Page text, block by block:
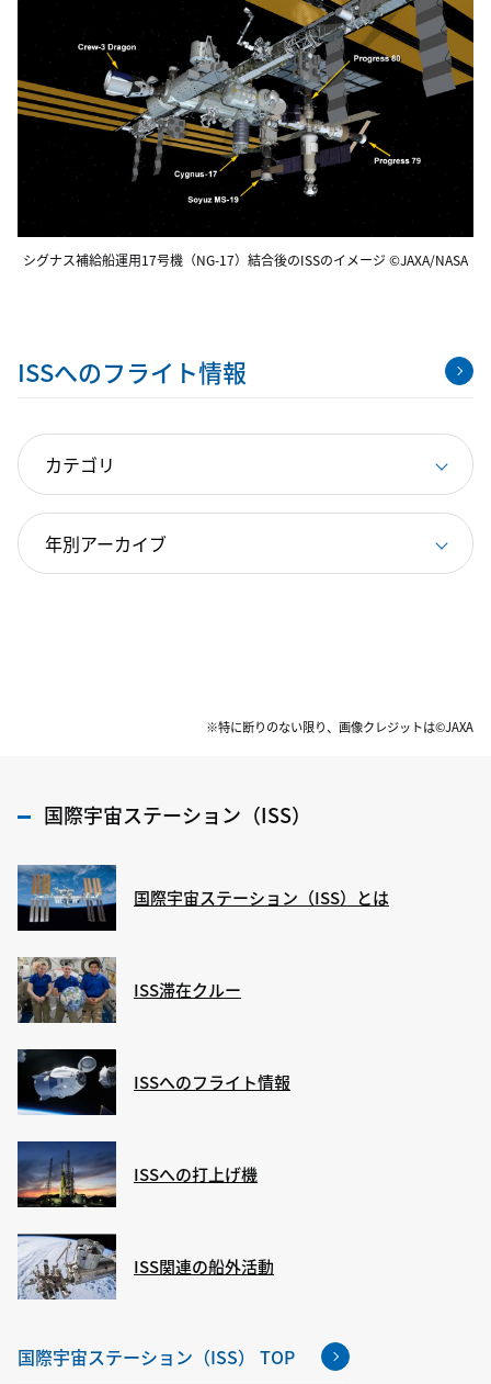
シグナス補給船運用17号機（NG-17）結合後のISSのイメージ ©JAXA/NASA
ISSへのフライト情報
※特に断りのない限り、画像クレジットは©JAXA
国際宇宙ステーション（ISS）
国際宇宙ステーション（ISS）とは
ISS滞在クルー
ISSへのフライト情報
ISSへの打上げ機
ISS関連の船外活動
国際宇宙ステーション（ISS） TOP